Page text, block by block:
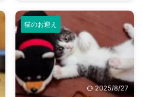
でも飼いやすいペットで、一緒に
...
かわいそう」と思っている飼い主
さんは少なくありません。 しか
し、ケージは猫にとって大事な居
場所でもあり、メリットが多くあ
るテリトリーなのです。 病気や
ケガをしたときや、新しい猫のお
迎え時の安全確保のためにもケー
ジは役に立ちます。 この記事で
猫のお迎え
2025/8/27